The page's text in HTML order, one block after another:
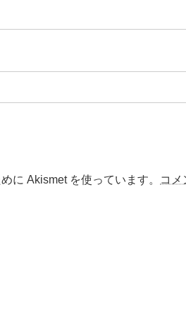
に Akismet を使っています。
コメ